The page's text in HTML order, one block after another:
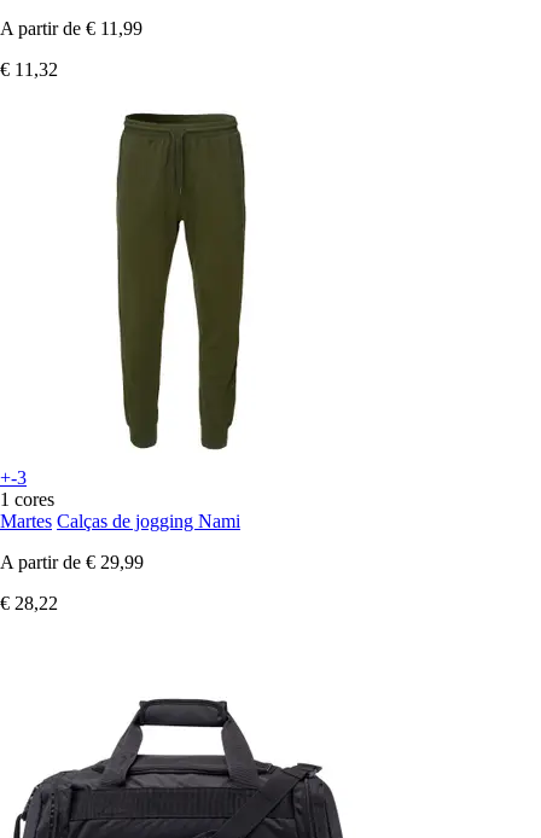
A partir de € 11,99
€ 11,32
+-3
1 cores
Martes Calças de jogging Nami
A partir de € 29,99
€ 28,22